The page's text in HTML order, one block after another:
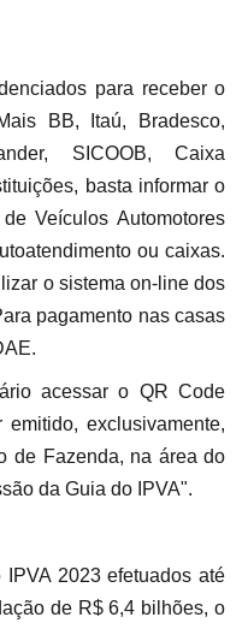
para receber o
BB, Itaú, Bradesco,
SICOOB, Caixa
basta informar o
Veículos Automotores
ou caixas.
o sistema on-line dos
pagamento nas casas
acessar o QR Code
exclusivamente,
de Fazenda, na área do
da Guia do IPVA".
2023 efetuados até
de R$ 6,4 bilhões, o